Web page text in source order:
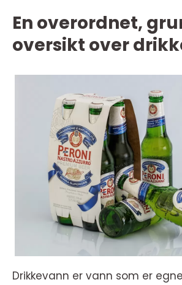
En overordnet,
oversikt over
Drikkevann er vann som er